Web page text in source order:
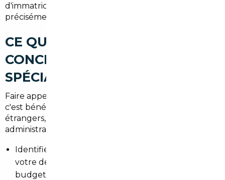
d'immatriculation et sécuriser le paiement. C'est
précisément là qu'intervient le
CE QUE CHANGE
CONCRÈTEMENT UN COURTIER
SPÉCIALISÉ DANS L'IMPORT
Faire appel à un
c'est bénéficier d'un expert qui connaît les marchés
étrangers, les vendeurs fiables, et les subtilités
administratives liées à chaque pays. Son rôle est de :
Identifier le véhicule correspondant exactement à
votre demande (motorisation, options, kilométrage,
budget)